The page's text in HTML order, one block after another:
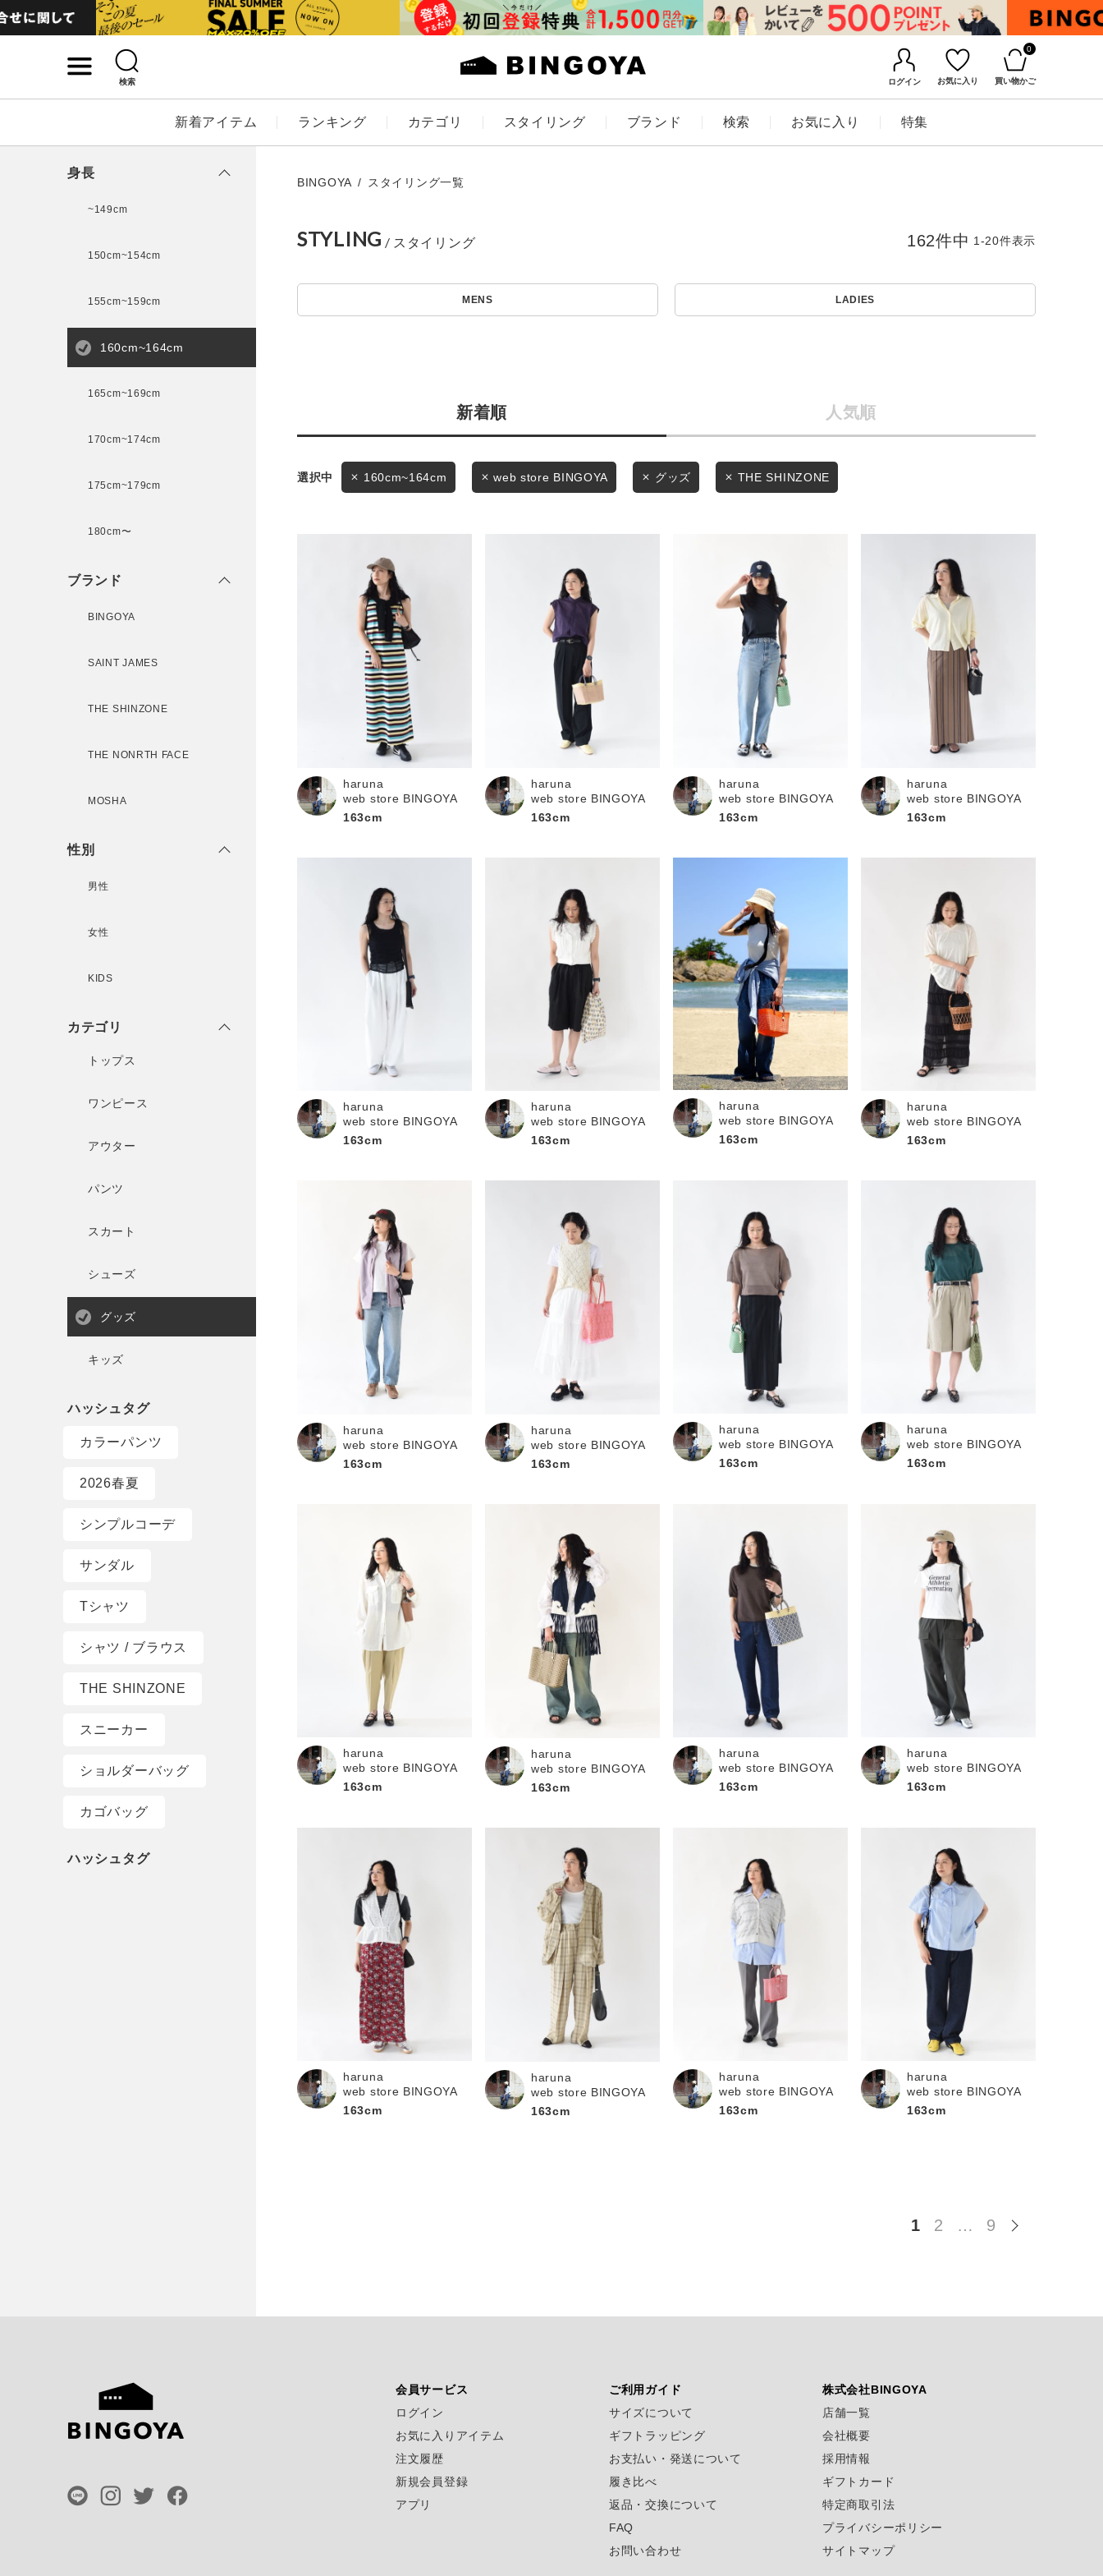
検索 ログイン お気に入り
0
買い物かご
新着アイテム ランキング カテゴリ スタイリング ブランド 検索 お気に入り 特集
条件絞り込み検索
カテゴリから探す
スタイリングから探す
ブランドから探す
店舗一覧
会社概要
採用情報
ギフトカード
お知らせ・ご利用ガイド
お知らせ
ご利用ガイド
ギフトラッピング
お問い合わせ
無料公式アプリダウンロード
キーワード
LADIES KIDS
価格
セール価格 WEB限定
在庫
在庫なし含む
この条件で絞り込む
身長
~149cm
150cm~154cm
155cm~159cm
160cm~164cm
165cm~169cm
170cm~174cm
175cm~179cm
180cm〜
ブランド
BINGOYA
SAINT JAMES
THE SHINZONE
THE NONRTH FACE
MOSHA
性別
男性
女性
KIDS
カテゴリ
トップス
ワンピース
アウター
パンツ
スカート
シューズ
グッズ
キッズ
カラーパンツ
2026春夏
シンプルコーデ
サンダル
Tシャツ
シャツ / ブラウス
THE SHINZONE
スニーカー
ショルダーバッグ
カゴバッグ
BINGOYA スタイリング一覧
STYLING
MENS LADIES
新着順 人気順
162件中 1-20件表示
160cm~164cm web store BINGOYA グッズ THE SHINZONE
haruna
web store BINGOYA
163cm
haruna
web store BINGOYA
163cm
haruna
web store BINGOYA
163cm
haruna
web store BINGOYA
163cm
haruna
web store BINGOYA
163cm
haruna
web store BINGOYA
163cm
haruna
web store BINGOYA
163cm
haruna
web store BINGOYA
163cm
haruna
web store BINGOYA
163cm
haruna
web store BINGOYA
163cm
haruna
web store BINGOYA
163cm
haruna
web store BINGOYA
163cm
haruna
web store BINGOYA
163cm
haruna
web store BINGOYA
163cm
haruna
web store BINGOYA
163cm
haruna
web store BINGOYA
163cm
haruna
web store BINGOYA
163cm
haruna
web store BINGOYA
163cm
haruna
web store BINGOYA
163cm
haruna
web store BINGOYA
163cm
1 2 … 9
会員サービス
ログイン
お気に入りアイテム
注文履歴
新規会員登録
アプリ
ご利用ガイド
サイズについて
ギフトラッピング
お支払い・発送について
履き比べ
返品・交換について
FAQ
お問い合わせ
株式会社BINGOYA
店舗一覧
会社概要
採用情報
ギフトカード
特定商取引法
プライバシーポリシー
サイトマップ